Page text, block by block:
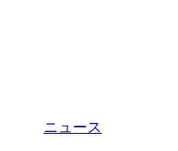
ニュース